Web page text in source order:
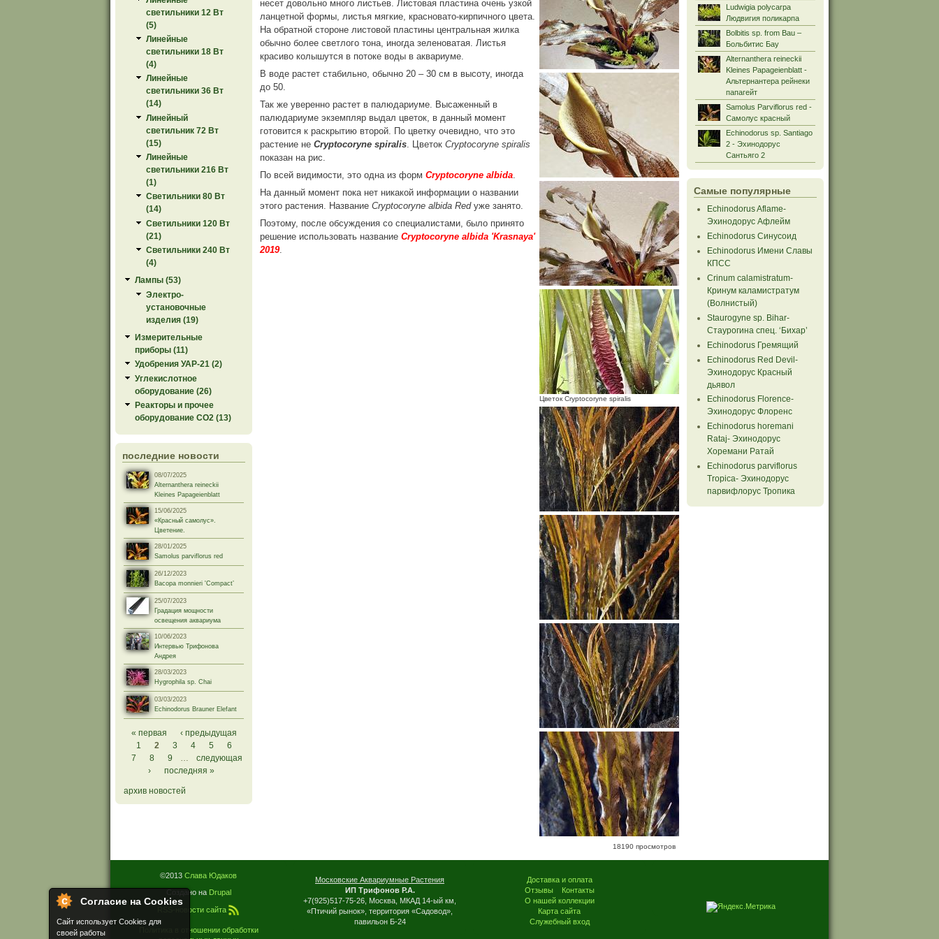
Согласие на Cookies
Сайт использует Cookies для
своей работы
светильники 12 Вт
(5)
Линейные
светильники 18 Вт
(4)
Линейные
светильники 36 Вт
(14)
Линейный
светильник 72 Вт
(15)
Линейные
светильники 216 Вт
(1)
Светильники 80 Вт
(14)
Светильники 120 Вт
(21)
Светильники 240 Вт
(4)
Лампы (53)
Электро-
установочные
изделия (19)
Измерительные
приборы (11)
Удобрения УАР-21 (2)
Углекислотное
оборудование (26)
Реакторы и прочее
оборудование СО2 (13)
последние новости
08/07/2025
Alternanthera reineckii
Kleines Papageienblatt
15/06/2025
«Красный самолус».
Цветение.
28/01/2025
Samolus parviflorus red
26/12/2023
Bacopa monnieri 'Compact’
25/07/2023
Градация мощности
освещения аквариума
10/06/2023
Интервью Трифонова
Андрея
28/03/2023
Hygrophila sp. Chai
03/03/2023
Echinodorus Brauner Elefant
« первая
‹ предыдущая
1
2 3 4 5
6
7
8 9
следующая
›
последняя »
архив новостей
Цветок Cryptocoryne spiralis
несет довольно много листьев. Листовая пластина очень узкой
ланцетной формы, листья мягкие, красновато-кирпичного цвета.
На обратной стороне листовой пластины центральная жилка
обычно более светлого тона, иногда зеленоватая. Листья
красиво колышутся в потоке воды в аквариуме.
В воде растет стабильно, обычно 20 – 30 см в высоту, иногда
до 50.
Так же уверенно растет в палюдариуме. Высаженный в
палюдариуме экземпляр выдал цветок, в данный момент
готовится к раскрытию второй. По цветку очевидно, что это
растение неCryptocoryne spiralis . ЦветокCryptocoryne spiralis
показан на рис.
По всей видимости, это одна из формCryptocoryne albida
На данный момент пока нет никакой информации о названии
этого растения. НазваниеCryptocoryne albida Redуже занято.
Поэтому, после обсуждения со специалистами, было принято
решение использовать названиеCryptocoryne albida 'Krasnaya'
2019.
18190 просмотров
Ludwigia polycarpa
Людвигия поликарпа
Bolbitis sp. from Bau –
Больбитис Бау
Alternanthera reineckii
Kleines Papageienblatt -
Альтернантера рейнеки
папагейт
Samolus Parviflorus red -
Самолус красный
Echinodorus sp. Santiago
2 - Эхинодорус
Сантьяго 2
Самые популярные
Echinodorus Aflame-
Эхинодорус Афлейм
Echinodorus Синусоид
Echinodorus Имени Славы
КПСС
Crinum calamistratum-
Кринум каламистратум
(Волнистый)
Staurogyne sp. Bihar-
Стаурогина спец. ‘Бихар’
Echinodorus Гремящий
Echinodorus Red Devil-
Эхинодорус Красный
дьявол
Echinodorus Florence-
Эхинодорус Флоренс
Echinodorus horemani
Rataj- Эхинодорус
Хоремани Ратай
Echinodorus parviflorus
Tropiсa- Эхинодорус
парвифлорус Тропика
©2013 Слава Юдаков
Создано на Drupal
RSS-новости сайта
Политика в отношении обработки
Московские Аквариумные Растения
ИП Трифонов Р.А.
+7(925)517-75-26, Москва, МКАД 14-ый км,
«Птичий рынок», территория «Садовод»,
павильон Б-24
Доставка и оплата
Отзывы
Контакты
О нашей коллекции
Карта сайта
Служебный вход